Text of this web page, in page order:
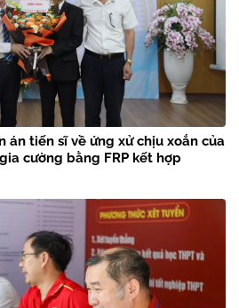
án tiến sĩ về ứng xử chịu xoắn của
cường bằng FRP kết hợp